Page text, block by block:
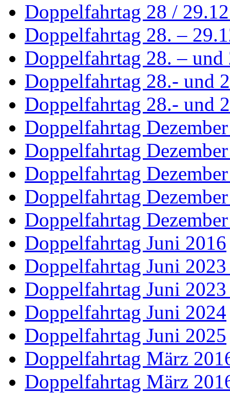
Doppelfahrtag 28 /
Doppelfahrtag 28. –
Doppelfahrtag 28. –
Doppelfahrtag 28.- und
Doppelfahrtag 28.- und
Doppelfahrtag
Doppelfahrtag
Doppelfahrtag
Doppelfahrtag
Doppelfahrtag
Doppelfahrtag Juni 2016
Doppelfahrtag Juni 2023
Doppelfahrtag Juni
Doppelfahrtag Juni 2024
Doppelfahrtag Juni 2025
Doppelfahrtag März
Doppelfahrtag März